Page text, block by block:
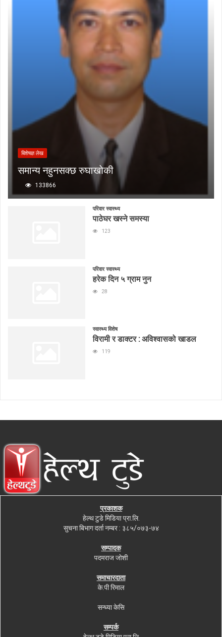
बिशेषज्ञ लेख
समान्य नहुनसक्छ रुघाखोकी
133866
परिवार स्वास्थ्य
पाठेघर खस्ने समस्या
123
परिवार स्वास्थ्य
हरेक दिन ५ ग्राम नुन
28
स्वास्थ्य विशेष
विरामी र डाक्टर : अविश्वासको खाडल
119
प्रकाशक
हेल्थ टुडे मिडिया प्रा.लि.
सुचना बिभाग दर्ता नम्बर : ३८५/०७३-७४
सम्पादक
पदमराज जोशी
समाचारदाता
के.पी रिमाल
सन्ध्या केसि
सम्पर्क